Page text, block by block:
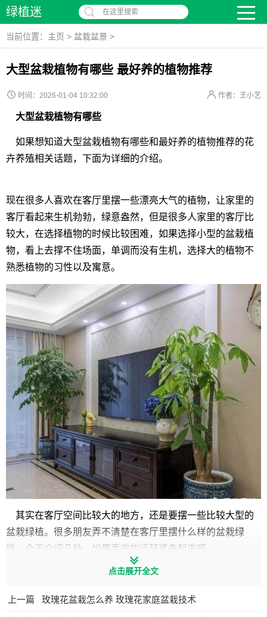
绿植迷 在这里搜索
当前位置： 主页 > 盆栽盆景 >
大型盆栽植物有哪些 最好养的植物推荐
时间：2026-01-04 10:32:00 作者：王小艺
大型盆栽植物有哪些
如果想知道大型盆栽植物有哪些和最好养的植物推荐的花
卉养殖相关话题，下面为详细的介绍。
现在很多人喜欢在客厅里摆一些漂亮大气的植物，让家里的
客厅看起来生机勃勃，绿意盎然，但是很多人家里的客厅比
较大，在选择植物的时候比较困难，如果选择小型的盆栽植
物，看上去撑不住场面，单调而没有生机，选择大的植物不
熟悉植物的习性以及寓意。
其实在客厅空间比较大的地方，还是要摆一些比较大型的
盆栽绿植。很多朋友弄不清楚在客厅里摆什么样的盆栽绿
植。今天介绍几种，如果喜欢的话赶紧备起来吧。
点击展开全文
上一篇 玫瑰花盆栽怎么养 玫瑰花家庭盆栽技术